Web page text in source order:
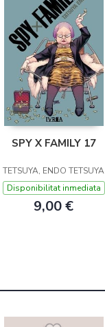
SPY X FAMILY 17
TETSUYA, ENDO TETSUYA
Disponibilitat inmediata
9,00 €